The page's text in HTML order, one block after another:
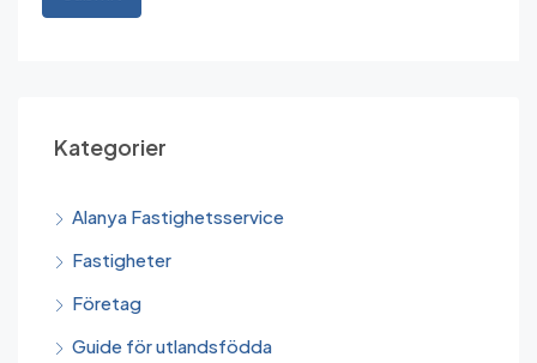
Kategorier
Alanya Fastighetsservice
Fastigheter
Företag
Guide för utlandsfödda